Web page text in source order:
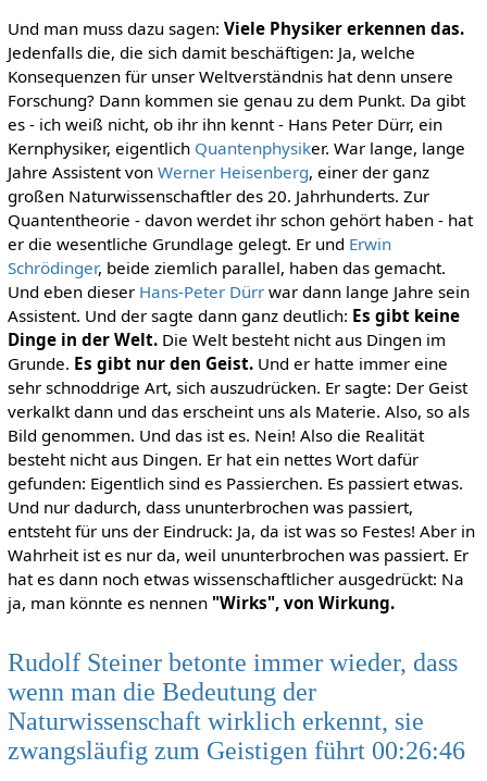
Und man muss dazu sagen: Viele Physiker erkennen das.
Jedenfalls die, die sich damit beschäftigen: Ja, welche
Konsequenzen für unser Weltverständnis hat denn unsere
Forschung? Dann kommen sie genau zu dem Punkt. Da gibt
es - ich weiß nicht, ob ihr ihn kennt - Hans Peter Dürr, ein
Kernphysiker, eigentlich Quantenphysiker. War lange, lange
Jahre Assistent von Werner Heisenberg, einer der ganz
großen Naturwissenschaftler des 20. Jahrhunderts. Zur
Quantentheorie - davon werdet ihr schon gehört haben - hat
er die wesentliche Grundlage gelegt. Er und Erwin
Schrödinger, beide ziemlich parallel, haben das gemacht.
Und eben dieser Hans-Peter Dürrwar dann lange Jahre sein
Assistent. Und der sagte dann ganz deutlich: Es gibt keine
Dinge in der Welt.Die Welt besteht nicht aus Dingen im
Grunde. Es gibt nur den Geist.Und er hatte immer eine
sehr schnoddrige Art, sich auszudrücken. Er sagte: Der Geist
verkalkt dann und das erscheint uns als Materie. Also, so als
Bild genommen. Und das ist es. Nein! Also die Realität
besteht nicht aus Dingen. Er hat ein nettes Wort dafür
gefunden: Eigentlich sind es Passierchen. Es passiert etwas.
Und nur dadurch, dass ununterbrochen was passiert,
entsteht für uns der Eindruck: Ja, da ist was so Festes! Aber in
Wahrheit ist es nur da, weil ununterbrochen was passiert. Er
hat es dann noch etwas wissenschaftlicher ausgedrückt: Na
ja, man könnte es nennen "Wirks", von Wirkung.
Rudolf Steiner betonte immer wieder, dass
wenn man die Bedeutung der
Naturwissenschaft wirklich erkennt, sie
zwangsläufig zum Geistigen führt 00:26:46